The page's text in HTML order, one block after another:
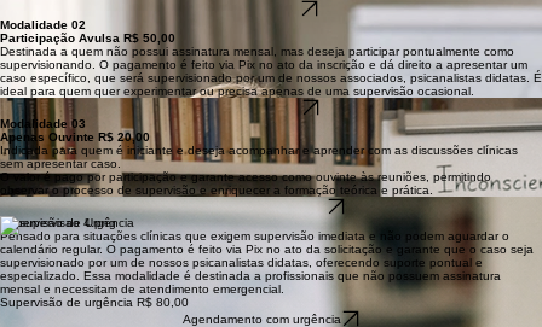
Modalidade 02
Participação Avulsa R$ 50,00
Destinada a quem não possui assinatura mensal, mas deseja participar pontualmente como
supervisionando. O pagamento é feito via Pix no ato da inscrição e dá direito a apresentar um
caso específico, que será supervisionado por um de nossos associados, psicanalistas didatas. É
ideal para quem quer experimentar ou precisa apenas de uma supervisão ocasional.
Escolher Data
Modalidade 03
Apenas Ouvinte R$ 20,00
Indicada para quem é iniciante e deseja acompanhar e aprender com as discussões clínicas
sem apresentar caso.
O valor é pago por participação e garante acesso como ouvinte às reuniões, permitindo
observar o processo de supervisão e enriquecer a formação teórica e prática.
Supervisão de Urgência
Pensado para situações clínicas que exigem supervisão imediata e não podem aguardar o
calendário regular. O pagamento é feito via Pix no ato da solicitação e garante que o caso seja
supervisionado por um de nossos psicanalistas didatas, oferecendo suporte pontual e
especializado. Essa modalidade é destinada a profissionais que não possuem assinatura
mensal e necessitam de atendimento emergencial.
Supervisão de urgência R$ 80,00
Agendamento com urgência